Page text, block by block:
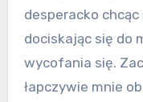
desperacko
dociskając się do
wycofania się.
łapczywie mnie